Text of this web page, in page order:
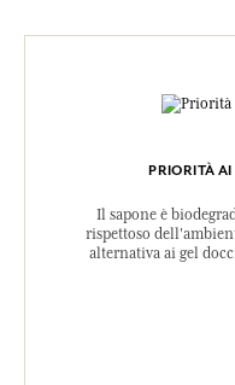
PRIORITÀ AI
Il sapone è
rispettoso
alternativa ai gel